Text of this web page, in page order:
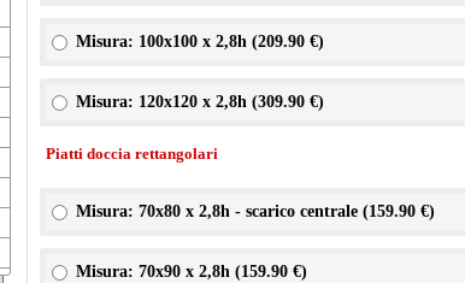
Misura: 100x100 x 2,8h (209.90 €)
Misura: 120x120 x 2,8h (309.90 €)
Piatti doccia rettangolari
Misura: 70x80 x 2,8h - scarico centrale (159.90 €)
Misura: 70x90 x 2,8h (159.90 €)